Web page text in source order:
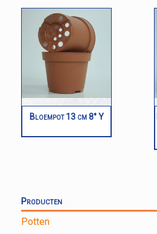
Bloempot 13 cm 8° Y
Producten
Potten